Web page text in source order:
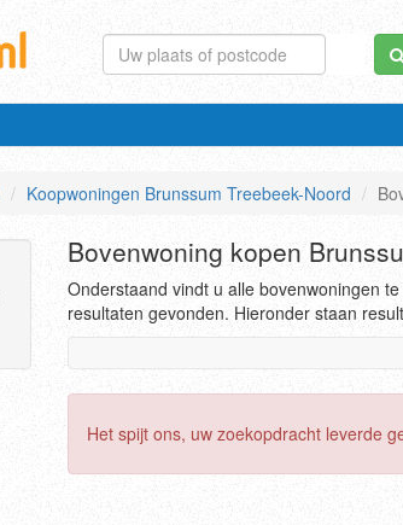
Koopwoningen Brunssum Treebeek-Noord
Bovenwoning kopen
Onderstaand vindt u alle bovenwoningen
resultaten gevonden. Hieronder staan
Het spijt ons, uw zoekopdracht leverde